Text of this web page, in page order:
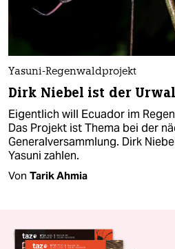
Yasuni-Regenwaldprojekt
Dirk Niebel ist der
Eigentlich will Ecuador im
Das Projekt ist Thema bei der
Generalversammlung. Dirk
Yasuni zahlen.
Von Tarik Ahmia